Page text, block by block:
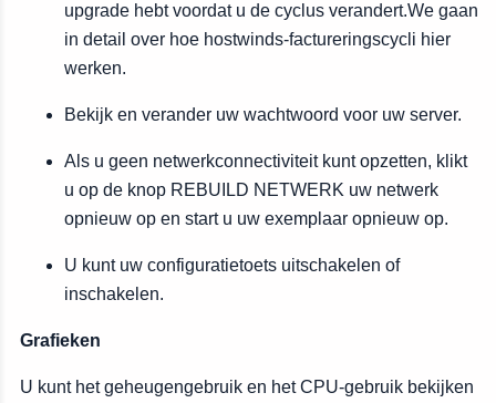
upgrade hebt voordat u de cyclus verandert.We gaan
in detail over hoe hostwinds-factureringscycli hier
werken.
Bekijk en verander uw wachtwoord voor uw server.
Als u geen netwerkconnectiviteit kunt opzetten, klikt
u op de knop REBUILD NETWERK uw netwerk
opnieuw op en start u uw exemplaar opnieuw op.
U kunt uw configuratietoets uitschakelen of
inschakelen.
Grafieken
U kunt het geheugengebruik en het CPU-gebruik bekijken